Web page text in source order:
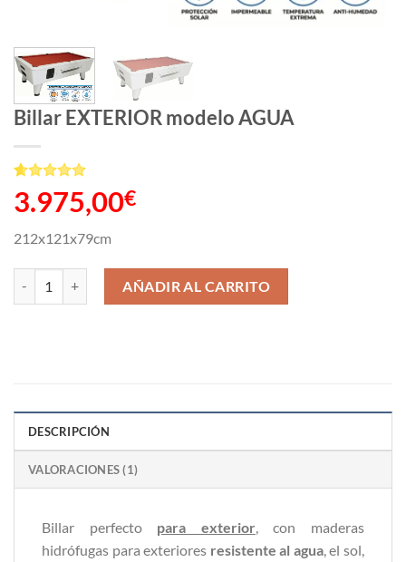
Billar EXTERIOR modelo AGUA
Valorado
con5de 5
1
valoración
3.975,00€
212x121x79cm
Billar EXTERIOR modelo AGUA cantidad
AÑADIR AL CARRITO
DESCRIPCIÓN
VALORACIONES (1)
Billar perfecto para exterior , con maderas
hidrófugas para exteriores resistente al agua, el sol,